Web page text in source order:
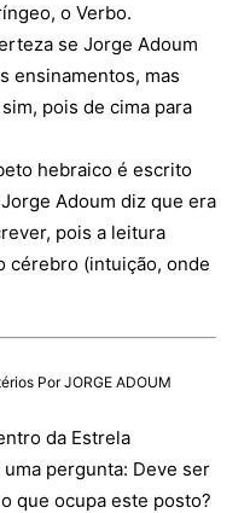
o Verbo.
se Jorge Adoum
ensinamentos, mas
pois de cima para
hebraico é escrito
Adoum diz que era
pois a leitura
cérebro (intuição, onde
Por JORGE ADOUM
da Estrela
pergunta: Deve ser
que ocupa este posto?